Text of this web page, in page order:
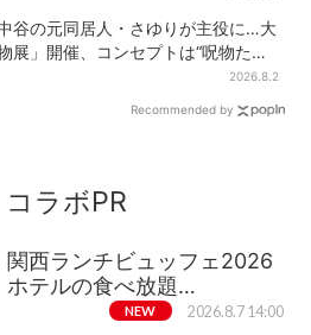
谷の元同居人・さゆりが主役に…大
展」開催、コンセプトは“呪物たち
2026.8.2
Recommended by
コラボPR
関西ランチビュッフェ2026
ホテルの食べ放題…
NEW 2026.8.7 14:00